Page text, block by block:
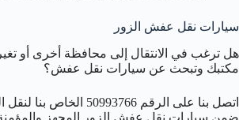
سيارات نقل عفش الزور
هل ترغب في الانتقال إلى محافظة أخرى أو
مكتبك وتبحث عن سيارات نقل عفش؟
اتصل بنا على الرقم 50993766
ضمن سيارات نقل عفش الزور المجهز